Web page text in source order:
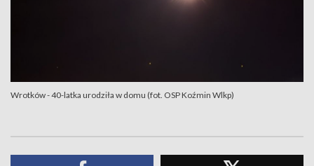
Wrotków - 40-latka urodziła w domu (fot. OSP Koźmin Wlkp)